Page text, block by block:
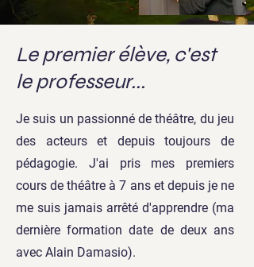
Le premier élève, c'est
le professeur...
Je suis un passionné de théâtre, du jeu
des acteurs et depuis toujours de
pédagogie. J'ai pris mes premiers
cours de théâtre à 7 ans et depuis je ne
me suis jamais arrêté d'apprendre (ma
dernière formation date de deux ans
avec Alain Damasio).